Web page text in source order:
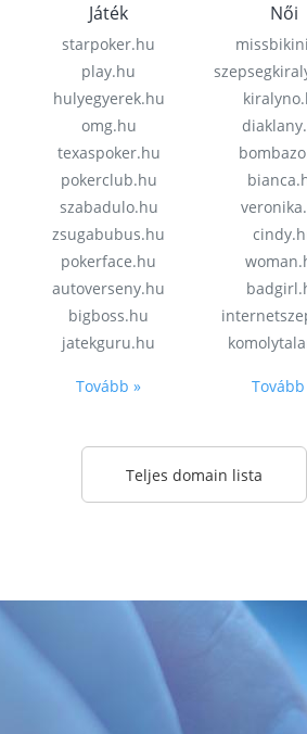
Játék
starpoker.hu
play.hu
hulyegyerek.hu
omg.hu
texaspoker.hu
pokerclub.hu
szabadulo.hu
zsugabubus.hu
pokerface.hu
autoverseny.hu
bigboss.hu
jatekguru.hu
Tovább »
Női
Tovább
Teljes domain lista